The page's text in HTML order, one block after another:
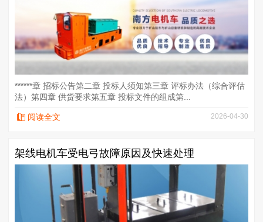
******章 招标公告第二章 投标人须知第三章 评标办法（综合评估
法）第四章 供货要求第五章 投标文件的组成第...
阅读全文 2026-04-30
架线电机车受电弓故障原因及快速处理